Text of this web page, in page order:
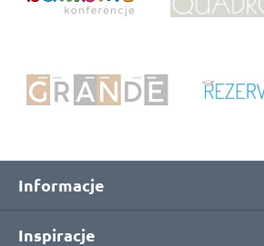
Informacje
Inspiracje